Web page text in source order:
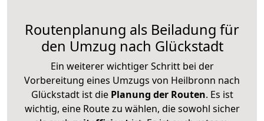
Routenplanung als Beiladung für
den Umzug nach Glückstadt
Ein weiterer wichtiger Schritt bei der
Vorbereitung eines Umzugs von Heilbronn nach
Glückstadt ist diePlanung der Routen. Es ist
wichtig, eine Route zu wählen, die sowohl sicher